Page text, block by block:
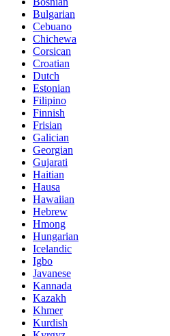
Bulgarian
Cebuano
Chichewa
Corsican
Croatian
Dutch
Estonian
Filipino
Finnish
Frisian
Galician
Georgian
Gujarati
Haitian
Hausa
Hawaiian
Hebrew
Hmong
Hungarian
Icelandic
Igbo
Javanese
Kannada
Kazakh
Khmer
Kurdish